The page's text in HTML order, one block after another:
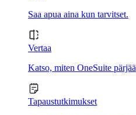
Saa apua aina kun tarvitset.
Vertaa
Katso, miten OneSuite pärjää
Tapaustutkimukset